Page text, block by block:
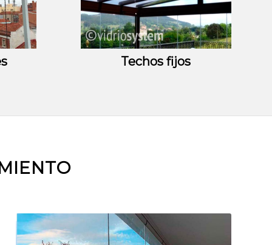
Techos fijos